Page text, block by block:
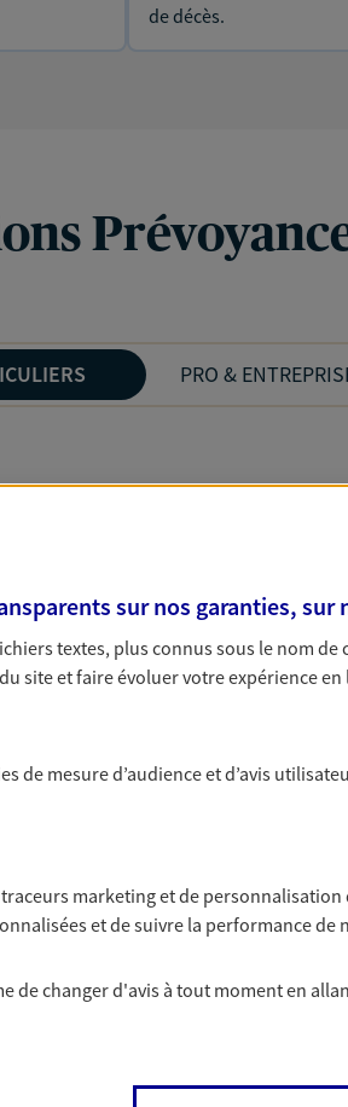
de décès.
PRO &
rencontrer
sur nos garanties, sur
textes, plus connus sous le nom de
site et faire évoluer votre expérience en
de mesure d’audience et d’avis
marketing et de
et de suivre la performance de
de changer d'avis à tout moment en